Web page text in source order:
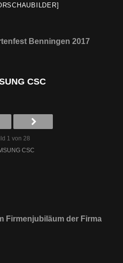
Benningen 2017
CSC
1 von 28
CSC
Firmenjubiläum der Firma